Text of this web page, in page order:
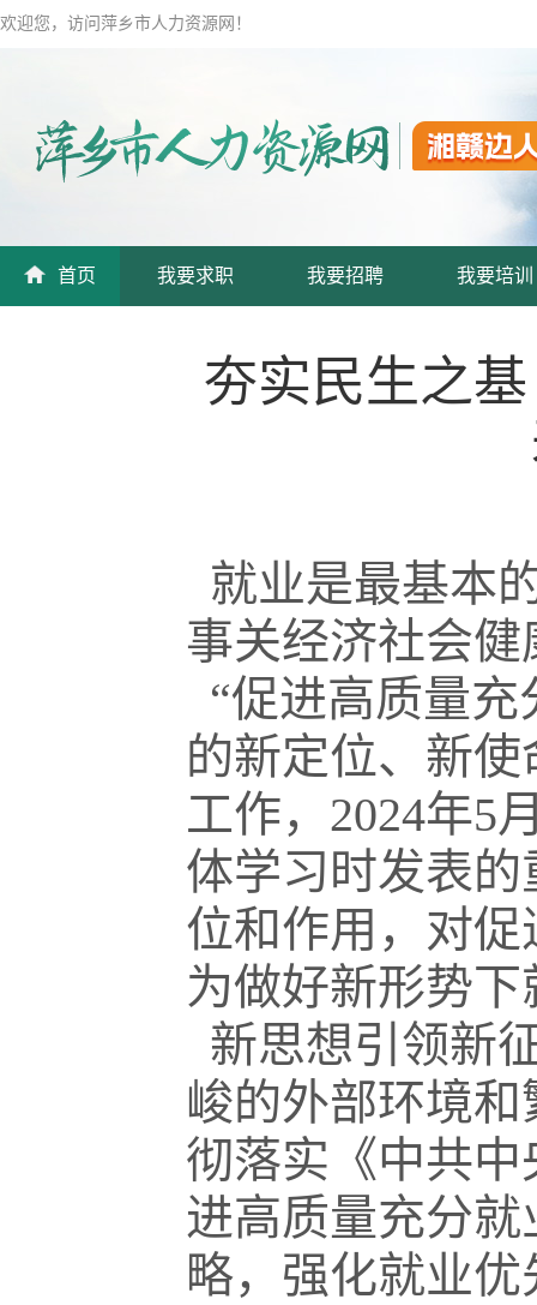
欢迎您，访问萍乡市人力资源网！
首页 我要求职 我要招聘 我要培训
夯实民生之
就业是最基本
事关经济社会
“促进高质量
的新定位、新
工作，2024年5
体学习时发表
位和作用，对
为做好新形势
新思想引领新
峻的外部环境
彻落实《中共
进高质量充分
略，强化就业